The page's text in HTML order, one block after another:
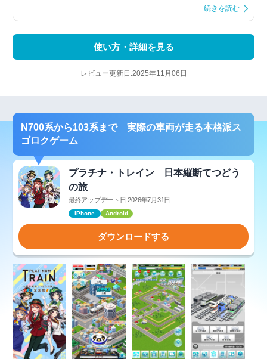
続きを読む
使い方・詳細を見る
レビュー更新日:2025年11月06日
N700系から103系まで 実際の車両が走る本格派ス
ゴロクゲーム
プラチナ・トレイン 日本縦断てつどう
の旅
最終アップデート日:2026年7月31日
iPhone Android
ダウンロードする